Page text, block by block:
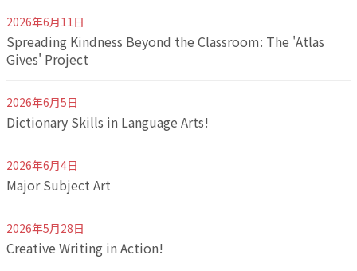
2026年6月11日
Spreading Kindness Beyond the Classroom: The 'Atlas
Gives' Project
2026年6月5日
Dictionary Skills in Language Arts!
2026年6月4日
Major Subject Art
2026年5月28日
Creative Writing in Action!